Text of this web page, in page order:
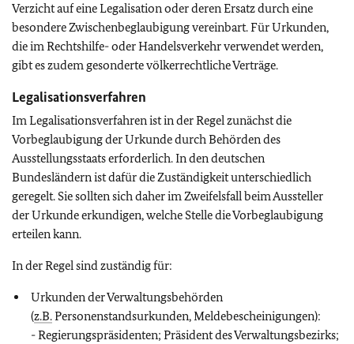
Verzicht auf eine Legalisation oder deren Ersatz durch eine
besondere Zwischenbeglaubigung vereinbart. Für Urkunden,
die im Rechtshilfe- oder Handelsverkehr verwendet werden,
gibt es zudem gesonderte völkerrechtliche Verträge.
Legalisationsverfahren
Im Legalisationsverfahren ist in der Regel zunächst die
Vorbeglaubigung der Urkunde durch Behörden des
Ausstellungsstaats erforderlich. In den deutschen
Bundesländern ist dafür die Zuständigkeit unterschiedlich
geregelt. Sie sollten sich daher im Zweifelsfall beim Aussteller
der Urkunde erkundigen, welche Stelle die Vorbeglaubigung
erteilen kann.
In der Regel sind zuständig für:
Urkunden der Verwaltungsbehörden
(z.B.Personenstandsurkunden, Meldebescheinigungen):
- Regierungspräsidenten; Präsident des Verwaltungsbezirks;